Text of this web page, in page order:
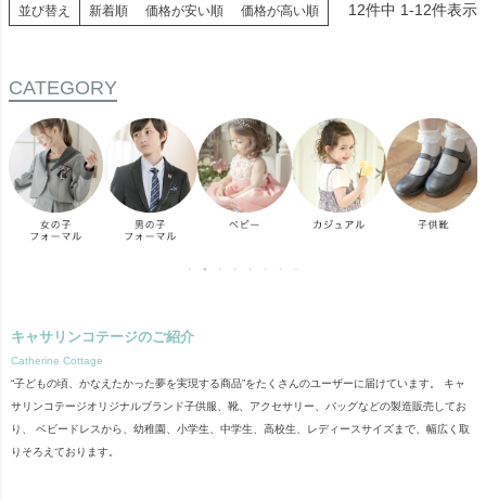
並び替え 新着順 価格が安い順 価格が高い順 12件中 1-12件表示
CATEGORY
キャサリンコテージのご紹介
Catherine Cottage
“子どもの頃、かなえたかった夢を実現する商品”をたくさんのユーザーに届けています。 キャ
サリンコテージオリジナルブランド子供服、靴、アクセサリー、バッグなどの製造販売してお
り、 ベビードレスから、幼稚園、小学生、中学生、高校生、レディースサイズまで、幅広く取
りそろえております。